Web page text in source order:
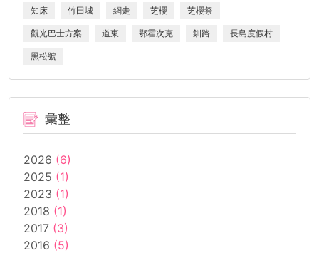
知床 竹田城 網走 芝櫻 芝櫻祭
觀光巴士方案 道東 鄂霍次克 釧路 長島度假村
黑松號
彙整
2026 (6)
2025 (1)
2023 (1)
2018 (1)
2017 (3)
2016 (5)